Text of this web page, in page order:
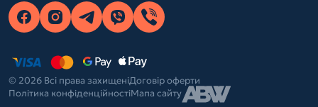
© 2026 Всі права захищеніДоговір оферти
Політика конфіденційностіМапа сайту